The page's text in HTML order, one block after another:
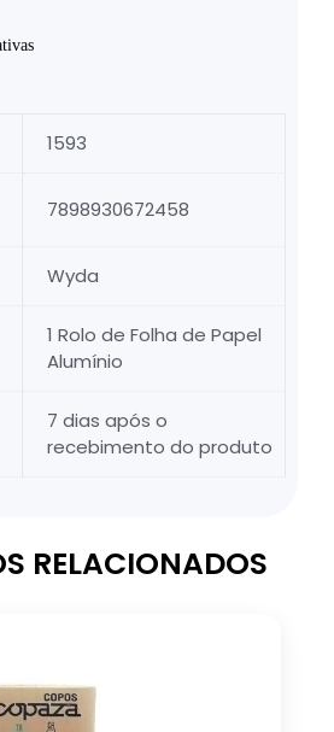
1593
7898930672458
Wyda
1 Rolo de Folha de Papel
Alumínio
7 dias após o
recebimento do produto
RELACIONADOS